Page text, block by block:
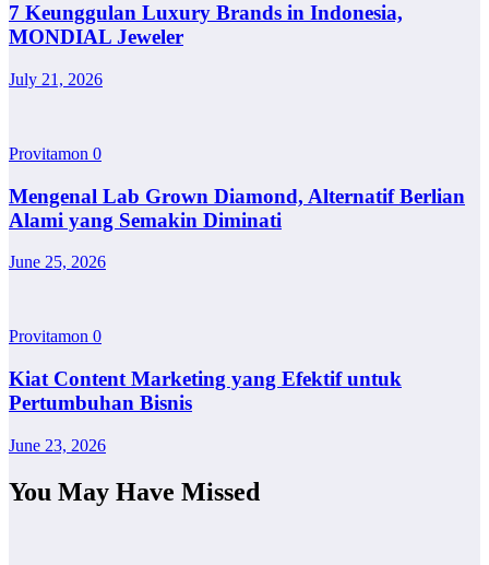
7 Keunggulan Luxury Brands in Indonesia,
MONDIAL Jeweler
July 21, 2026
Provitamon 0
Mengenal Lab Grown Diamond, Alternatif Berlian
Alami yang Semakin Diminati
June 25, 2026
Provitamon 0
Kiat Content Marketing yang Efektif untuk
Pertumbuhan Bisnis
June 23, 2026
You May Have Missed